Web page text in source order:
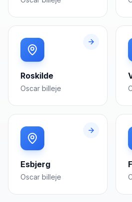
Roskilde
Oscar billeje
Esbjerg
Oscar billeje